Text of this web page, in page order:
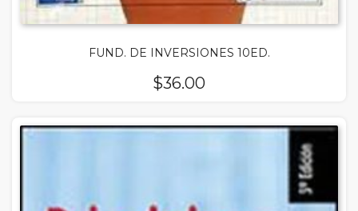
FUND. DE INVERSIONES 10ED.
$36.00